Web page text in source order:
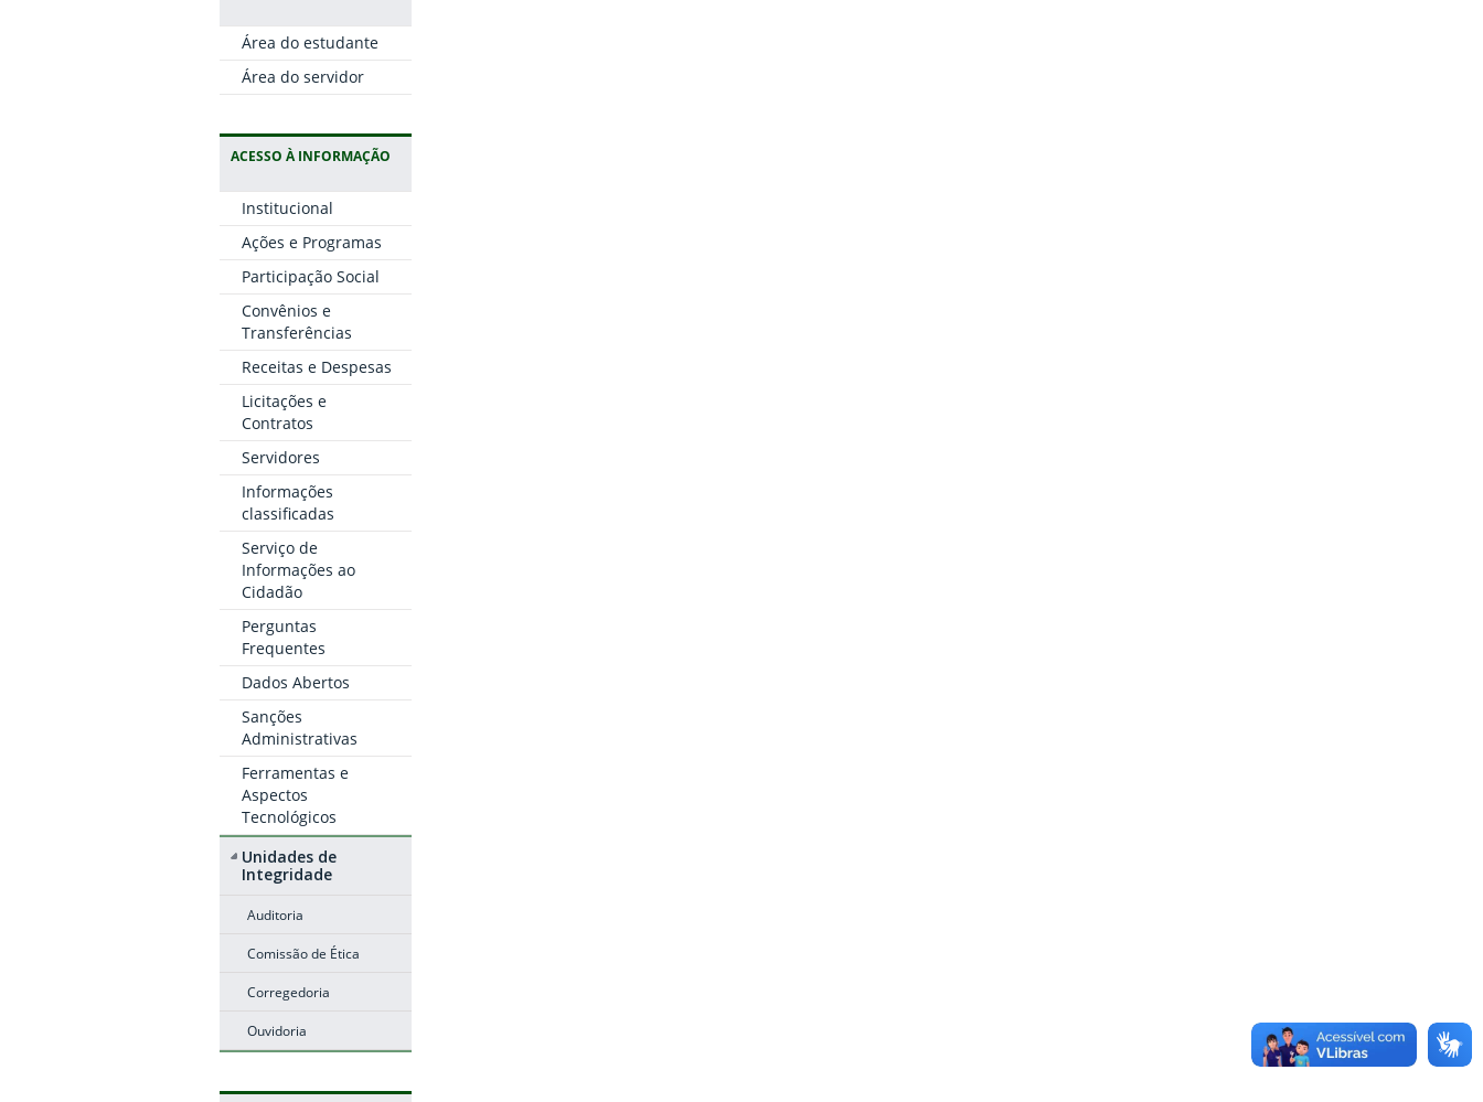
Área do estudante
Área do servidor
ACESSO À INFORMAÇÃO
Institucional
Ações e Programas
Participação Social
Convênios e
Transferências
Receitas e Despesas
Licitações e
Contratos
Servidores
Informações
classificadas
Serviço de
Informações ao
Cidadão
Perguntas
Frequentes
Dados Abertos
Sanções
Administrativas
Ferramentas e
Aspectos
Tecnológicos
Unidades de
Integridade
Auditoria
Comissão de Ética
Corregedoria
Ouvidoria